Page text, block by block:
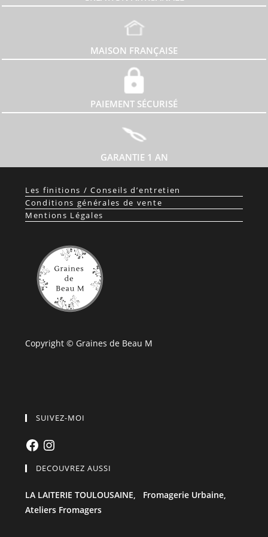
MAISON FRANÇAISE
PAIEMENT SÉCURISÉ
GARANTIE 1 AN
Les finitions / Conseils d’entretien
Conditions générales de vente
Mentions Légales
Copyright © Graines de Beau M
SUIVEZ-MOI
FacebookInstagram
DECOUVREZ AUSSI
LA LAITERIE TOULOUSAINE, Fromagerie Urbaine,
Ateliers Fromagers